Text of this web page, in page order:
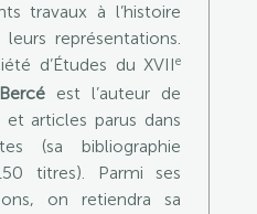
travaux à l’histoire
représentations.
d’Études du XVIIe
est l’auteur de
articles parus dans
(sa bibliographie
titres). Parmi ses
on retiendra sa